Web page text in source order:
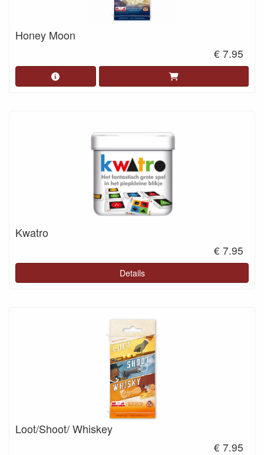
Honey Moon
€ 7.95
Kwatro
€ 7.95
Details
Loot/Shoot/ Whiskey
€ 7.95